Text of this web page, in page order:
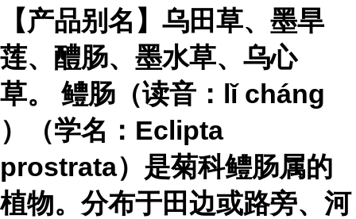
【产品别名】乌田草、墨旱
莲、醴肠、墨水草、乌心
草。 鳢肠（读音：lǐ cháng
）（学名：Eclipta
prostrata）是菊科鳢肠属的
植物。分布于田边或路旁、河